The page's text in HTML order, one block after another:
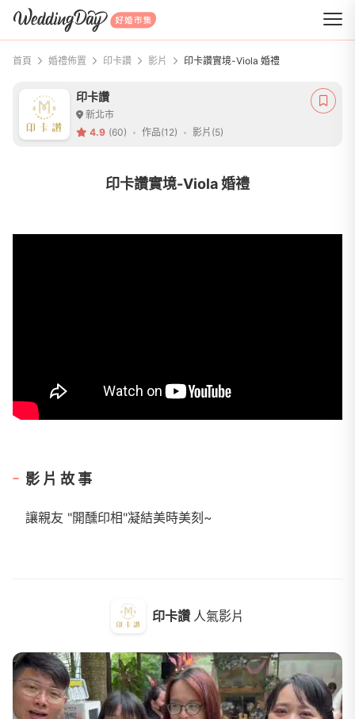
WeddingDay 好婚市集
首頁 婚禮佈置 印卡讚 影片 印卡讚實境-Viola 婚禮
印卡讚
新北市
4.9 (60) 作品(12) 影片(5)
印卡讚實境-Viola 婚禮
影片故事
讓親友 "開醺印相"凝結美時美刻~
印卡讚 人氣影片